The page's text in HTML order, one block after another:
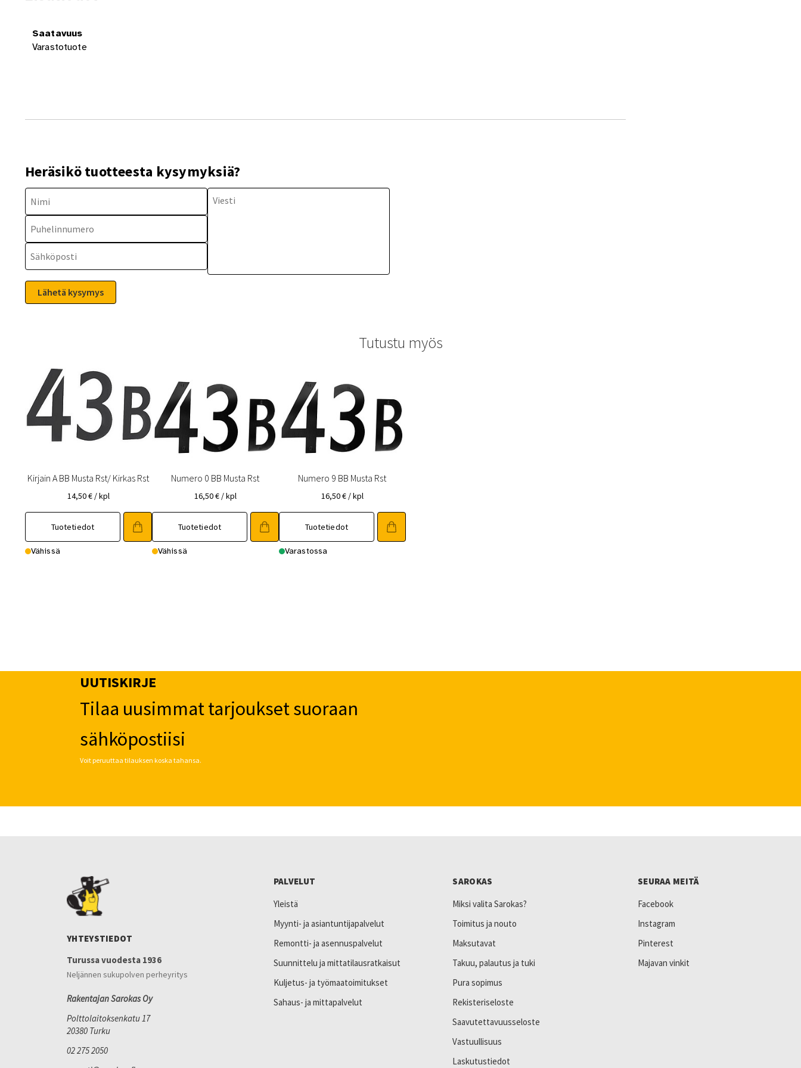
Saatavuus
Varastotuote
Heräsikö tuotteesta kysymyksiä?
Tutustu myös
Kirjain A BB Musta Rst/ Kirkas Rst
14,50€ / kpl
Tuotetiedot
Vähissä
Numero 0 BB Musta Rst
16,50€ / kpl
Tuotetiedot
Vähissä
Numero 9 BB Musta Rst
16,50€ / kpl
Tuotetiedot
Varastossa
UUTISKIRJE
Tilaa uusimmat tarjoukset suoraan
sähköpostiisi
Voit peruuttaa tilauksen koska tahansa.
YHTEYSTIEDOT
Turussa vuodesta 1936
Neljännen sukupolven perheyritys
Rakentajan Sarokas Oy
Polttolaitoksenkatu 17
20380 Turku
02 275 2050
PALVELUT
Yleistä
Myynti- ja asiantuntijapalvelut
Remontti- ja asennuspalvelut
Suunnittelu ja mittatilausratkaisut
Kuljetus- ja työmaatoimitukset
Sahaus- ja mittapalvelut
SAROKAS
Miksi valita Sarokas?
Toimitus ja nouto
Maksutavat
Takuu, palautus ja tuki
Pura sopimus
Rekisteriseloste
Saavutettavuusseloste
Vastuullisuus
Laskutustiedot
SEURAA MEITÄ
Facebook
Instagram
Pinterest
Majavan vinkit